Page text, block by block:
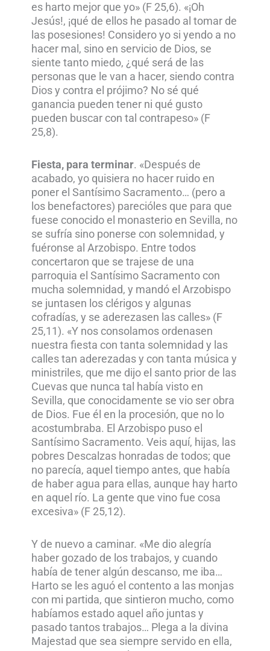
es harto mejor que yo» (F 25,6). «¡Oh
Jesús!, ¡qué de ellos he pasado al tomar de
las posesiones! Considero yo si yendo a no
hacer mal, sino en servicio de Dios, se
siente tanto miedo, ¿qué será de las
personas que le van a hacer, siendo contra
Dios y contra el prójimo? No sé qué
ganancia pueden tener ni qué gusto
pueden buscar con tal contrapeso» (F
25,8).
Fiesta, para terminar. «Después de
acabado, yo quisiera no hacer ruido en
poner el Santísimo Sacramento… (pero a
los benefactores) parecióles que para que
fuese conocido el monasterio en Sevilla, no
se sufría sino ponerse con solemnidad, y
fuéronse al Arzobispo. Entre todos
concertaron que se trajese de una
parroquia el Santísimo Sacramento con
mucha solemnidad, y mandó el Arzobispo
se juntasen los clérigos y algunas
cofradías, y se aderezasen las calles» (F
25,11). «Y nos consolamos ordenasen
nuestra fiesta con tanta solemnidad y las
calles tan aderezadas y con tanta música y
ministriles, que me dijo el santo prior de las
Cuevas que nunca tal había visto en
Sevilla, que conocidamente se vio ser obra
de Dios. Fue él en la procesión, que no lo
acostumbraba. El Arzobispo puso el
Santísimo Sacramento. Veis aquí, hijas, las
pobres Descalzas honradas de todos; que
no parecía, aquel tiempo antes, que había
de haber agua para ellas, aunque hay harto
en aquel río. La gente que vino fue cosa
excesiva» (F 25,12).
Y de nuevo a caminar. «Me dio alegría
haber gozado de los trabajos, y cuando
había de tener algún descanso, me iba…
Harto se les aguó el contento a las monjas
con mi partida, que sintieron mucho, como
habíamos estado aquel año juntas y
pasado tantos trabajos… Plega a la divina
Majestad que sea siempre servido en ella,